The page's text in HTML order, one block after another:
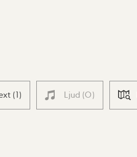
(1) Ljud (0)